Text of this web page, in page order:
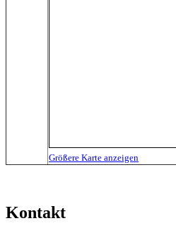
Größere Karte anzeigen
Kontakt